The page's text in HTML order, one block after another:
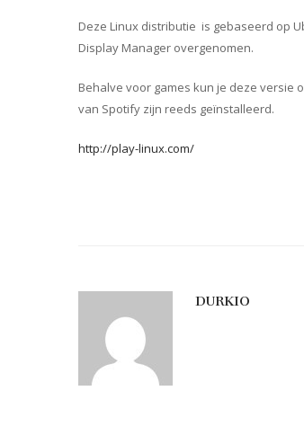
Deze Linux distributie is gebaseerd op
Display Manager overgenomen.
Behalve voor games kun je deze versie
van Spotify zijn reeds geïnstalleerd.
http://play-linux.com/
DURKIO